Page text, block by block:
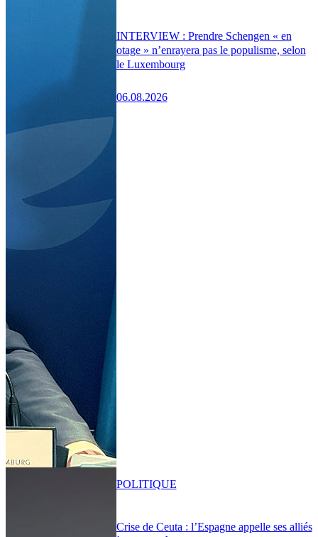
INTERVIEW : Prendre Schengen « en
otage » n’enrayera pas le populisme, selon
le Luxembourg
06.08.2026
Crise de Ceuta : l’Espagne appelle ses alliés
POLITIQUE